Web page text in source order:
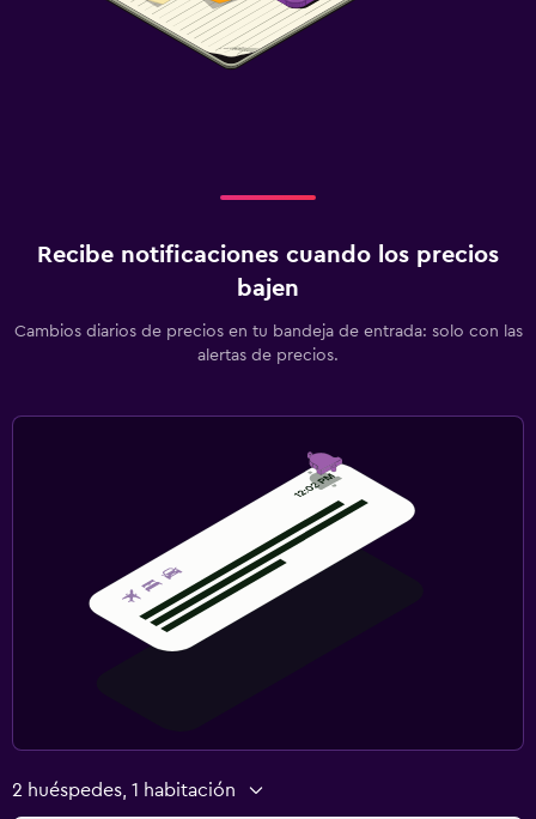
Recibe notificaciones cuando los precios
bajen
Cambios diarios de precios en tu bandeja de entrada: solo con las
alertas de precios.
2 huéspedes, 1 habitación